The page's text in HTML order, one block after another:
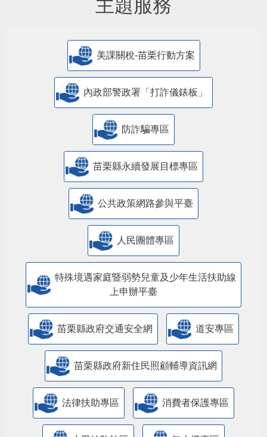
美課關稅-苗栗行動方案
內政部警政署「打詐儀錶板」
防詐騙專區
苗栗縣永續發展目標專區
公共政策網路參與平臺
人民團體專區
上申辦平臺
苗栗縣政府交通安全網 道安專區
苗栗縣政府新住民照顧輔導資訊網
法律扶助專區 消費者保護專區